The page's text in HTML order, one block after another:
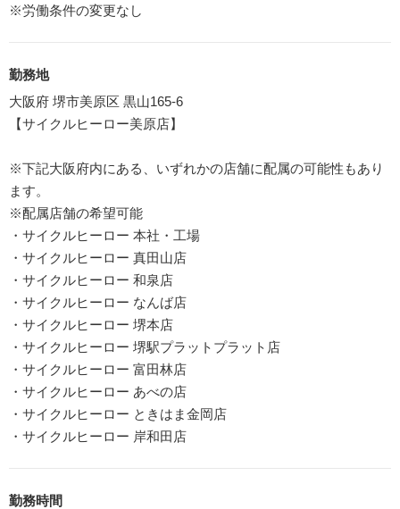
※労働条件の変更なし
勤務地
大阪府 堺市美原区 黒山165-6
【サイクルヒーロー美原店】
※下記大阪府内にある、いずれかの店舗に配属の可能性もあり
ます。
※配属店舗の希望可能
・サイクルヒーロー 本社・工場
・サイクルヒーロー 真田山店
・サイクルヒーロー 和泉店
・サイクルヒーロー なんば店
・サイクルヒーロー 堺本店
・サイクルヒーロー 堺駅プラットプラット店
・サイクルヒーロー 富田林店
・サイクルヒーロー あべの店
・サイクルヒーロー ときはま金岡店
・サイクルヒーロー 岸和田店
勤務時間